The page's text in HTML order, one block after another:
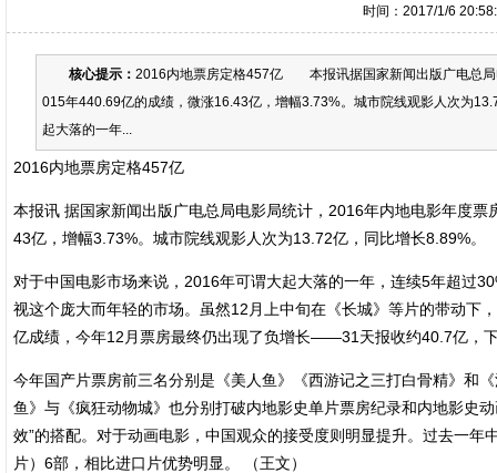
时间：2017/1/6
核心提示： 2016内地票房定格457亿 本报讯据国家新闻出版广电总局
015年440.69亿的成绩，微涨16.43亿，增幅3.73%。城市院线观影人次
起大落的一年...
2016内地票房定格457亿
本报讯 据国家新闻出版广电总局电影局统计，2016年内地电影年度
43亿，增幅3.73%。城市院线观影人次为13.72亿，同比增长8.89%。
对于中国电影市场来说，2016年可谓大起大落的一年，连续5年超过
视这个庞大而年轻的市场。虽然12月上中旬在《长城》等片的带动下
亿成绩，今年12月票房最终仍出现了负增长——31天报收约40.7亿，
今年国产片票房前三名分别是《美人鱼》《西游记之三打白骨精》和
鱼》与《疯狂动物城》也分别打破内地影史单片票房纪录和内地影史
效”的搭配。对于动画电影，中国观众的接受度则明显提升。过去一
片）6部，相比进口片优势明显。 （王文）